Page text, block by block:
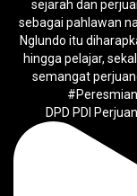
DPD PDI